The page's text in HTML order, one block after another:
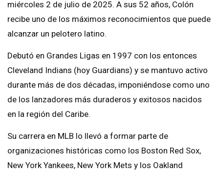
miércoles 2 de julio de 2025. A sus 52 años, Colón
recibe uno de los máximos reconocimientos que puede
alcanzar un pelotero latino.
Debutó en Grandes Ligas en 1997 con los entonces
Cleveland Indians (hoy Guardians) y se mantuvo activo
durante más de dos décadas, imponiéndose como uno
de los lanzadores más duraderos y exitosos nacidos
en la región del Caribe.
Su carrera en MLB lo llevó a formar parte de
organizaciones históricas como los Boston Red Sox,
New York Yankees, New York Mets y los Oakland